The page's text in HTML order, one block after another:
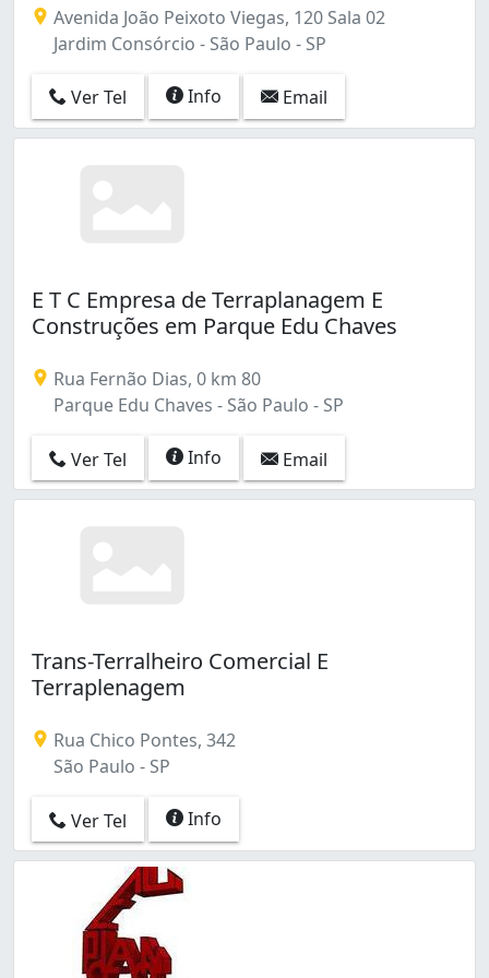
Jordanópolis (2)
Lajeado (2)
Limão (1)
Mirandópolis (1)
Parque Anhangüera (1)
Parque Atlântico (1)
Parque Casa de Pedra (1)
Parque Císper (1)
Parque Doroteia (1)
Parque Edu Chaves (2)
Parque Esmeralda (1)
Parque Monteiro Soares (6)
Parque Munhoz (1)
Parque Novo Santo Amaro (3)
Parque Peruche (1)
Parque Regina (2)
Parque Residencial Cocaia (1)
Parque São Rafael (1)
Parque da Mooca (1)
Penha de França (4)
Perdizes (2)
Pinheiros (4)
Recanto Campo Belo (1)
República (2)
Avenida João Peixoto Viegas, 120 Sala 02
Jardim Consórcio - São Paulo - SP
Ver Tel Info Email
E T C Empresa de Terraplanagem E
Construções em Parque Edu Chaves
Rua Fernão Dias, 0 km 80
Parque Edu Chaves - São Paulo - SP
Ver Tel Info Email
Trans-Terralheiro Comercial E
Terraplenagem
Rua Chico Pontes, 342
São Paulo - SP
Ver Tel Info